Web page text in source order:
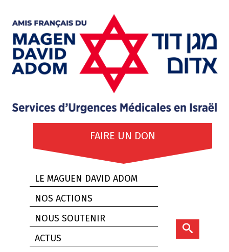
FAIRE UN DON
LE MAGUEN DAVID ADOM
NOS ACTIONS
NOUS SOUTENIR
ACTUS